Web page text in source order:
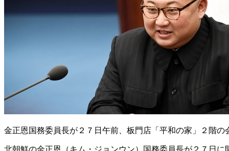
金正恩国務委員長が２７日午前、板門店「平和の家」２階の
北朝鮮の金正恩（キム・ジョンウン）国務委員長が２７日